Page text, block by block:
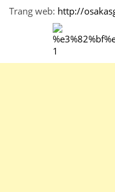
Trang web: http://